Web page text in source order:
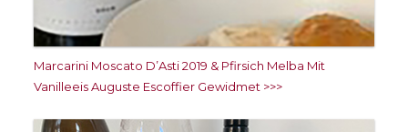
Marcarini Moscato D’Asti 2019 & Pfirsich Melba Mit
Vanilleeis Auguste Escoffier Gewidmet >>>